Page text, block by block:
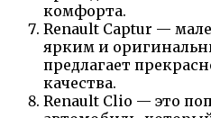
комфорта.
Renault Captur —
ярким и
предлагает
качества.
Renault Clio — это